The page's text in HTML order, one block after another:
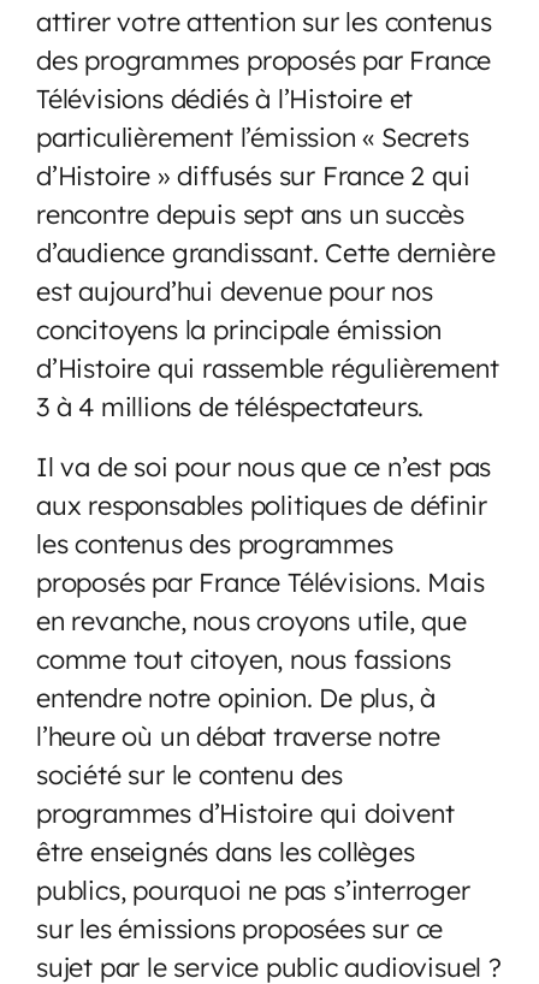
attirer votre attention sur les contenus
des programmes proposés par France
Télévisions dédiés à l’Histoire et
particulièrement l’émission « Secrets
d’Histoire » diffusés sur France 2 qui
rencontre depuis sept ans un succès
d’audience grandissant. Cette dernière
est aujourd’hui devenue pour nos
concitoyens la principale émission
d’Histoire qui rassemble régulièrement
3 à 4 millions de téléspectateurs.
Il va de soi pour nous que ce n’est pas
aux responsables politiques de définir
les contenus des programmes
proposés par France Télévisions. Mais
en revanche, nous croyons utile, que
comme tout citoyen, nous fassions
entendre notre opinion. De plus, à
l’heure où un débat traverse notre
société sur le contenu des
programmes d’Histoire qui doivent
être enseignés dans les collèges
publics, pourquoi ne pas s’interroger
sur les émissions proposées sur ce
sujet par le service public audiovisuel ?